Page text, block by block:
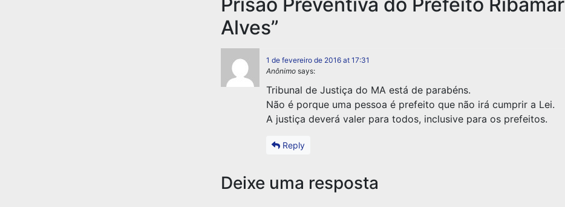
Alves”
1 de fevereiro de 2016 at 17:31
Anônimo says:
Tribunal de Justiça do MA está de parabéns.
Não é porque uma pessoa é prefeito que não irá cumprir a Lei.
A justiça deverá valer para todos, inclusive para os prefeitos.
Reply
Deixe uma resposta